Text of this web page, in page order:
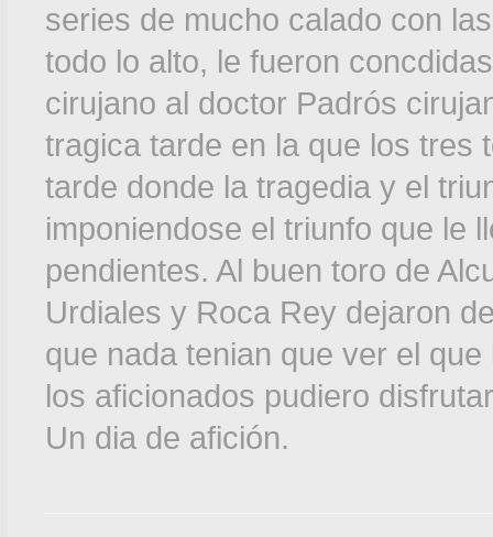
series de mucho calado con
todo lo alto, le fueron
cirujano al doctor Padrós
tragica tarde en la que los tres
tarde donde la tragedia y el
imponiendose el triunfo que le
pendientes. Al buen toro de
Urdiales y Roca Rey dejaron
que nada tenian que ver el
los aficionados pudiero
Un dia de afición.